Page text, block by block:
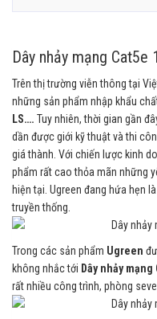
Dây nhảy mạng Cat5e
Trên thị trường viễn thông tại
những sản phẩm nhập khẩu
LS…. Tuy nhiên, thời gian gần
dần được giới kỹ thuật và thi
giá thành. Với chiến lược kinh
phẩm rất cao thỏa mãn những
hiện tại. Ugreen đang hứa hẹn
truyền thống.
Trong các sản phẩm Ugreen
không nhắc tới Dây nhảy
rất nhiều công trình, phòng